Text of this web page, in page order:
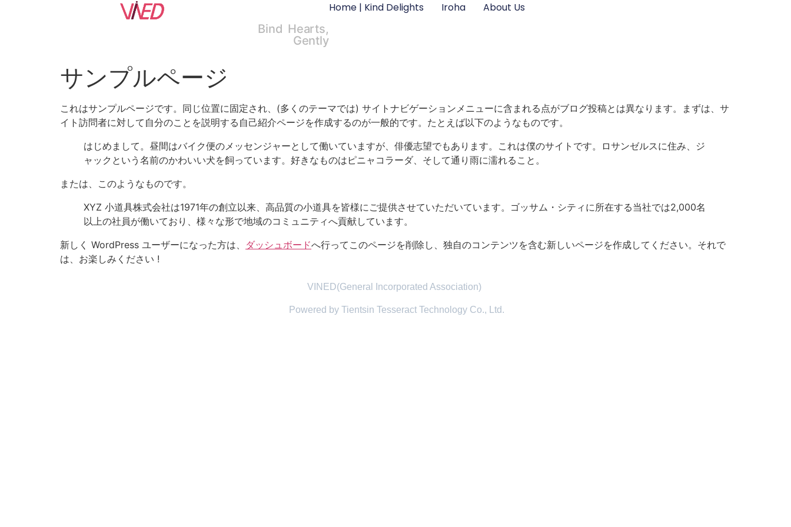
Bind Hearts,
Gently
Home | Kind Delights Iroha About Us
サンプルページ
これはサンプルページです。同じ位置に固定され、(多くのテーマでは) サイトナビゲーションメニューに含まれる点がブログ投稿とは異なります。まずは、サ
イト訪問者に対して自分のことを説明する自己紹介ページを作成するのが一般的です。たとえば以下のようなものです。
はじめまして。昼間はバイク便のメッセンジャーとして働いていますが、俳優志望でもあります。これは僕のサイトです。ロサンゼルスに住み、ジ
ャックという名前のかわいい犬を飼っています。好きなものはピニャコラーダ、そして通り雨に濡れること。
または、このようなものです。
XYZ 小道具株式会社は1971年の創立以来、高品質の小道具を皆様にご提供させていただいています。ゴッサム・シティに所在する当社では2,000名
以上の社員が働いており、様々な形で地域のコミュニティへ貢献しています。
新しく WordPress ユーザーになった方は、 ダッシュボードへ行ってこのページを削除し、独自のコンテンツを含む新しいページを作成してください。それで
は、お楽しみください !
VINED(General Incorporated Association)
Powered by Tientsin Tesseract Technology Co., Ltd.